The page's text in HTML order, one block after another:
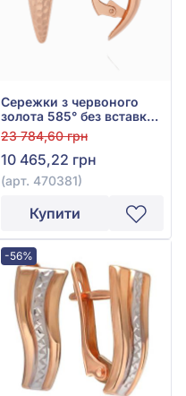
Сережки з червоного
золота 585° без вставки,
арт. 470381
23 784,60 грн
10 465,22 грн
(арт. 470381)
Купити
-56%